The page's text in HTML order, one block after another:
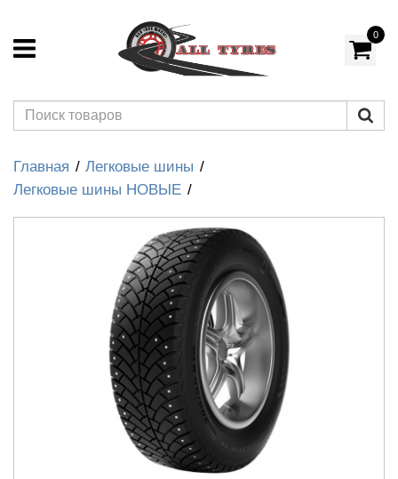
0
Главная
Легковые шины
Легковые шины НОВЫЕ